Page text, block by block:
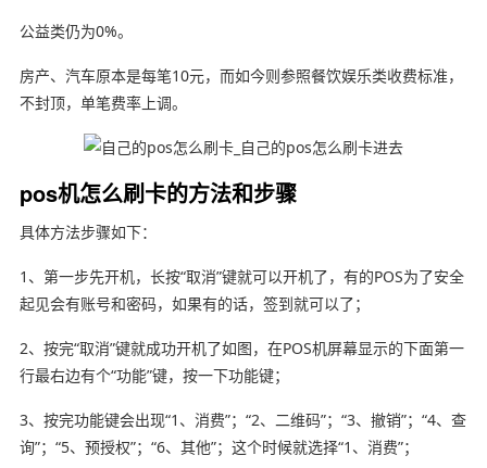
公益类仍为0%。
房产、汽车原本是每笔10元，而如今则参照餐饮娱乐类收费标准，
不封顶，单笔费率上调。
pos机怎么刷卡的方法和步骤
具体方法步骤如下：
1、第一步先开机，长按“取消”键就可以开机了，有的POS为了安全
起见会有账号和密码，如果有的话，签到就可以了；
2、按完“取消”键就成功开机了如图，在POS机屏幕显示的下面第一
行最右边有个“功能”键，按一下功能键；
3、按完功能键会出现“1、消费”；“2、二维码”；“3、撤销”；“4、查
询”；“5、预授权”；“6、其他”；这个时候就选择“1、消费”；